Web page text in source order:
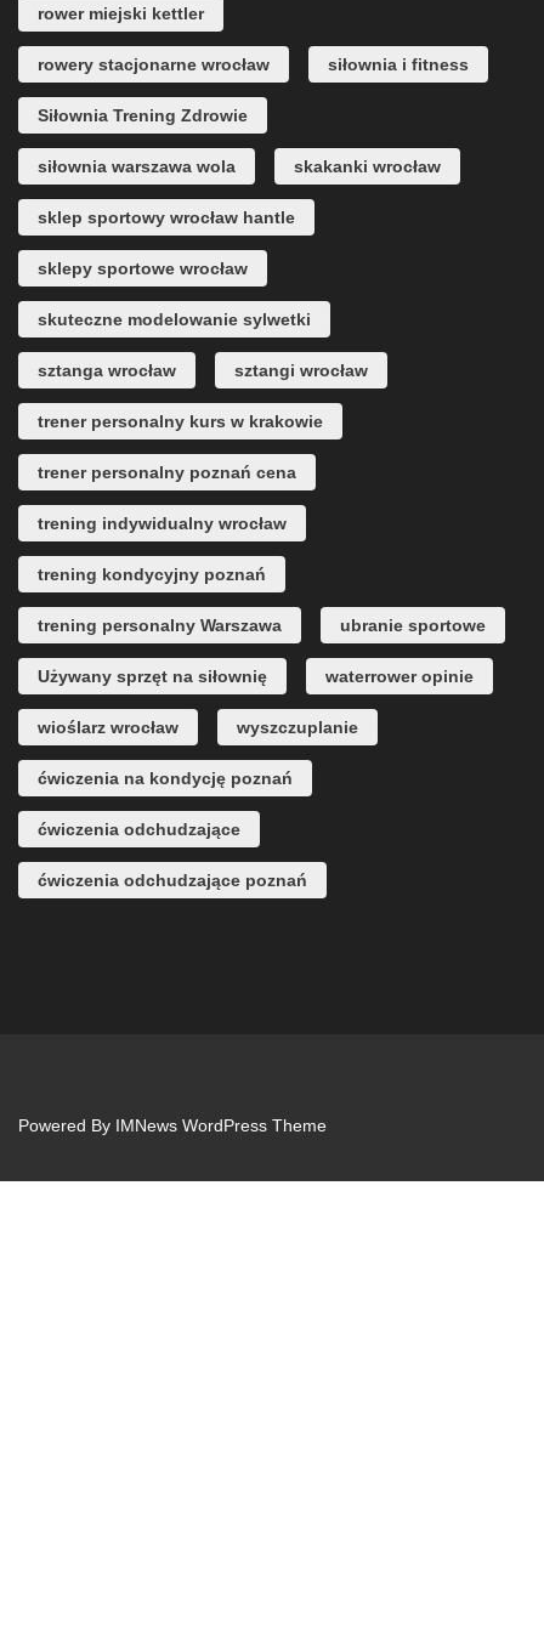
rower miejski kettler
rowery stacjonarne wrocław siłownia i fitness
Siłownia Trening Zdrowie
siłownia warszawa wola skakanki wrocław
sklep sportowy wrocław hantle
sklepy sportowe wrocław
skuteczne modelowanie sylwetki
sztanga wrocław sztangi wrocław
trener personalny kurs w krakowie
trener personalny poznań cena
trening indywidualny wrocław
trening kondycyjny poznań
trening personalny Warszawa ubranie sportowe
Używany sprzęt na siłownię waterrower opinie
wioślarz wrocław wyszczuplanie
ćwiczenia na kondycję poznań
ćwiczenia odchudzające
ćwiczenia odchudzające poznań
Powered By IMNews WordPress Theme